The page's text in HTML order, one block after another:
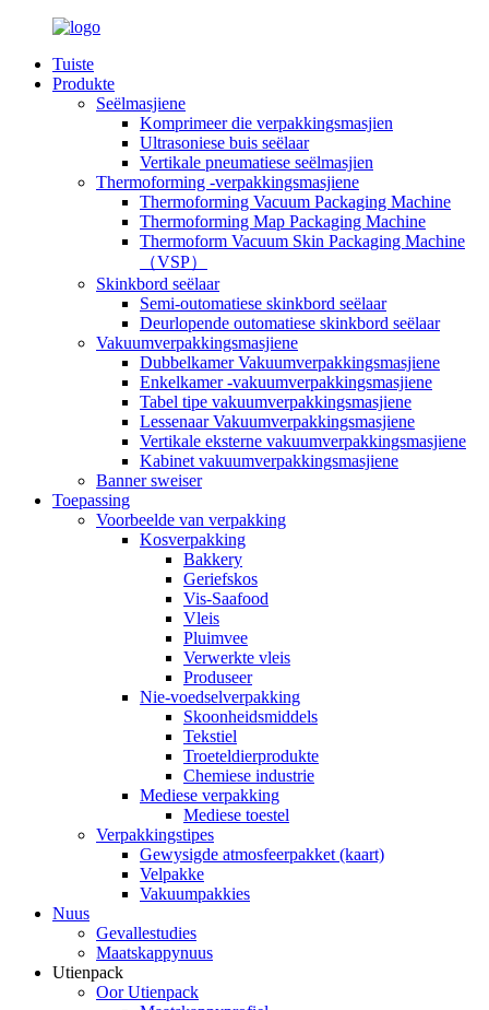
Tuiste
Produkte
Seëlmasjiene
Komprimeer die verpakkingsmasjien
Ultrasoniese buis seëlaar
Vertikale pneumatiese seëlmasjien
Thermoforming -verpakkingsmasjiene
Thermoforming Vacuum Packaging Machine
Thermoforming Map Packaging Machine
Thermoform Vacuum Skin Packaging Machine
（VSP）
Skinkbord seëlaar
Semi-outomatiese skinkbord seëlaar
Deurlopende outomatiese skinkbord seëlaar
Vakuumverpakkingsmasjiene
Dubbelkamer Vakuumverpakkingsmasjiene
Enkelkamer -vakuumverpakkingsmasjiene
Tabel tipe vakuumverpakkingsmasjiene
Lessenaar Vakuumverpakkingsmasjiene
Vertikale eksterne vakuumverpakkingsmasjiene
Kabinet vakuumverpakkingsmasjiene
Banner sweiser
Toepassing
Voorbeelde van verpakking
Kosverpakking
Bakkery
Geriefskos
Vis-Saafood
Vleis
Pluimvee
Verwerkte vleis
Produseer
Nie-voedselverpakking
Skoonheidsmiddels
Tekstiel
Troeteldierprodukte
Chemiese industrie
Mediese verpakking
Mediese toestel
Verpakkingstipes
Gewysigde atmosfeerpakket (kaart)
Velpakke
Vakuumpakkies
Nuus
Gevallestudies
Maatskappynuus
Utienpack
Oor Utienpack